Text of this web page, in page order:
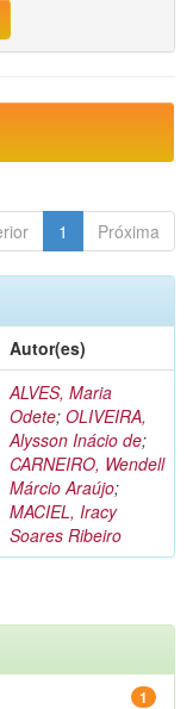
1 Próxima
Autor(es)
ALVES, Maria
Odete; OLIVEIRA,
Alysson Inácio de;
CARNEIRO, Wendell
Márcio Araújo;
MACIEL, Iracy
Soares Ribeiro
1